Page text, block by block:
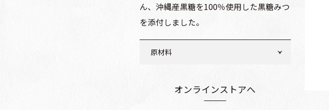
ん、沖縄産黒糖を100％使用した黒糖みつ
を添付しました。
原材料
あん：ビートグラニュー糖、小豆
オンラインストアへ